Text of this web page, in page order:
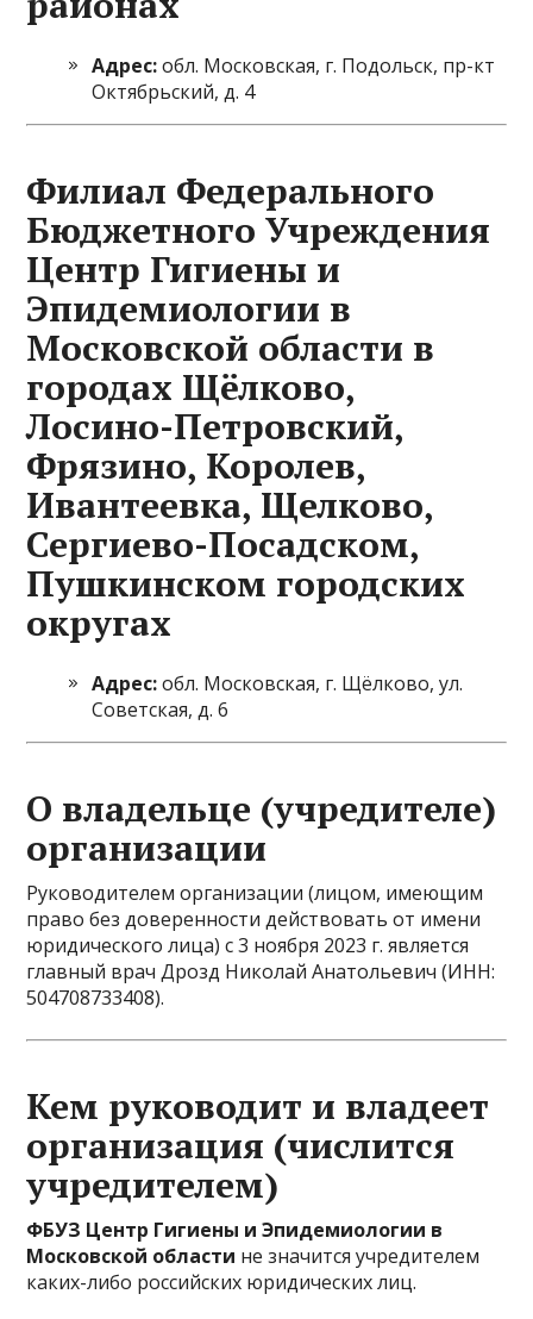
Адрес:обл. Московская, г. Подольск, пр-кт
Октябрьский, д. 4
Филиал Федерального
Бюджетного Учреждения
Центр Гигиены и
Эпидемиологии в
Московской области в
городах Щёлково,
Лосино-Петровский,
Фрязино, Королев,
Ивантеевка, Щелково,
Сергиево-Посадском,
Пушкинском городских
округах
Адрес:обл. Московская, г. Щёлково, ул.
Советская, д. 6
О владельце (учредителе)
организации
Руководителем организации (лицом, имеющим
право без доверенности действовать от имени
юридического лица) с 3 ноября 2023 г. является
главный врач Дрозд Николай Анатольевич (ИНН:
504708733408).
Кем руководит и владеет
организация (числится
учредителем)
ФБУЗ Центр Гигиены и Эпидемиологии в
Московской области не значится учредителем
каких-либо российских юридических лиц.